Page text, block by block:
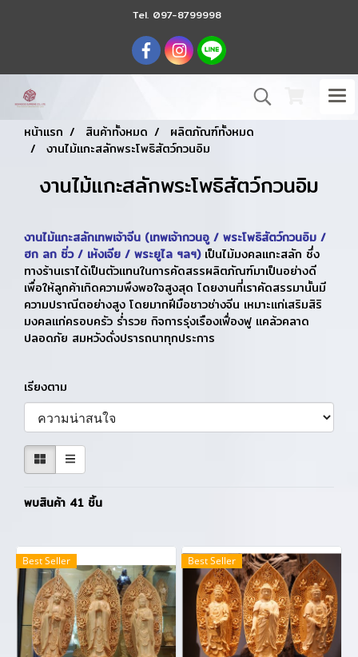
Tel. 097-8799998
หน้าแรก สินค้าทั้งหมด
ผลิตภัณฑ์ทั้งหมด
งานไม้แกะสลักพระโพธิสัตว์กวนอิม
งานไม้แกะสลักพระโพธิสัตว์กวนอิม
งานไม้แกะสลักเทพเจ้าจีน (เทพเจ้ากวนอู / พระโพธิสัตว์กวนอิม /
ฮก ลก ซิ่ว / เห้งเจีย / พระยูไล ฯลฯ)เป็นไม้มงคลแกะสลัก ซึ่ง
ทางร้านเราได้เป็นตัวแทนในการคัดสรรผลิตภัณฑ์มาเป็นอย่างดี
เพื่อให้ลูกค้าเกิดความพึงพอใจสูงสุด โดยงานที่เราคัดสรรมานั้นมี
ความปราณีตอย่างสูง โดยมากฝีมือชาวช่างจีน เหมาะแก่เสริมสิริ
มงคลแก่ครอบครัว ร่ำรวย กิจการรุ่งเรืองเฟื่องฟู แคล้วคลาด
ปลอดภัย สมหวังดั่งปรารถนาทุกประการ
เรียงตาม
พบสินค้า 41 ชิ้น
Best Seller Best Seller